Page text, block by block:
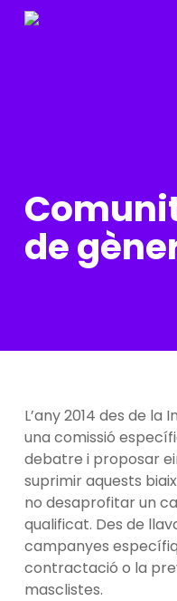
Skip
de
L’any 2014 des de la
una comissió
debatre i proposar
suprimir aquests
no desaprofitar un
qualificat. Des de
campanyes
contractació o la
masclistes.